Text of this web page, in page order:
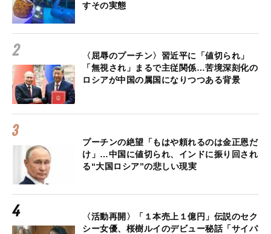
すその実態
〈屈辱のプーチン〉習近平に「値切られ」
「無視され」まるで主従関係…苦境深刻化の
ロシアが中国の属国になりつつある背景
プーチンの絶望「もはや頼れるのは金正恩だ
け」…中国に値切られ、インドに振り回され
る“大国ロシア”の悲しい現実
〈活動再開〉「１本売上１億円」伝説のセク
シー女優、桜樹ルイのデビュー秘話「サイパ